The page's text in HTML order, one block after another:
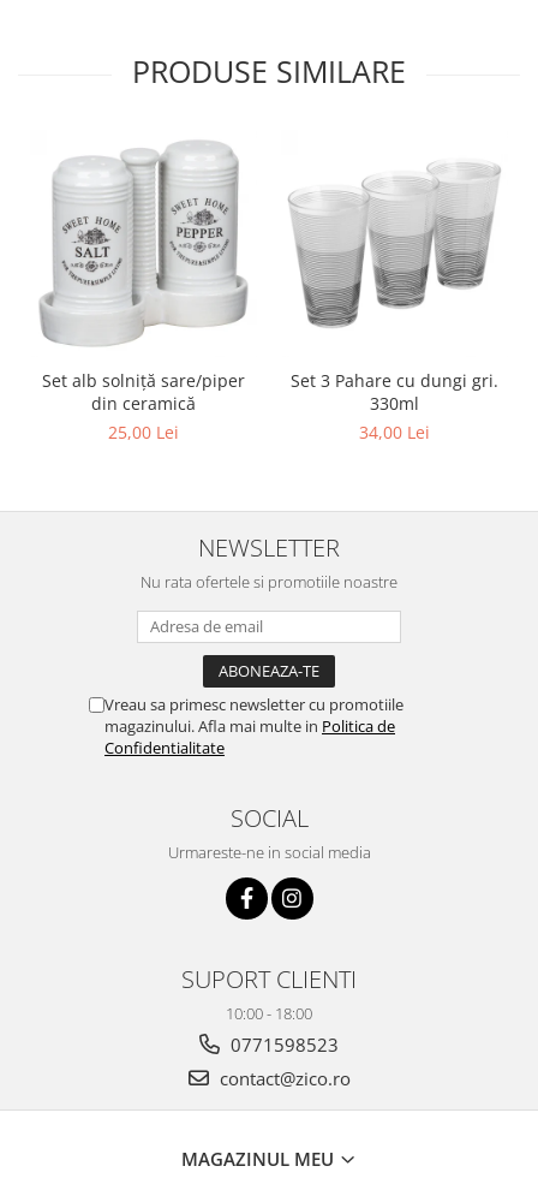
PRODUSE SIMILARE
Set alb solniță sare/piper
din ceramică
25,00 Lei
Set 3 Pahare cu dungi gri.
330ml
34,00 Lei
NEWSLETTER
Nu rata ofertele si promotiile noastre
Vreau sa primesc newsletter cu promotiile
magazinului. Afla mai multe in Politica de
Confidentialitate
SOCIAL
Urmareste-ne in social media
SUPORT CLIENTI
10:00 - 18:00
0771598523
contact@zico.ro
MAGAZINUL MEU